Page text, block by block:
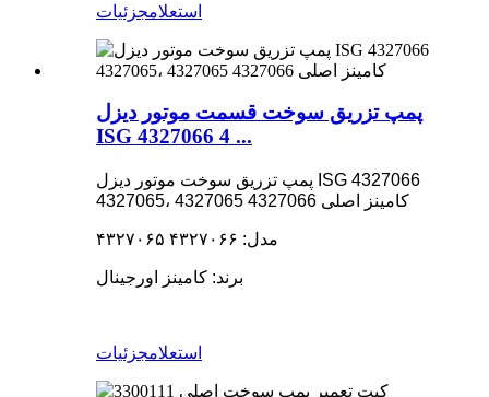
استعلامجزئیات
پمپ تزریق سوخت قسمت موتور دیزل
ISG 4327066 4 ...
پمپ تزریق سوخت موتور دیزل ISG 4327066
4327065، کامینز اصلی 4327066 4327065
مدل: ۴۳۲۷۰۶۶ ۴۳۲۷۰۶۵
برند: کامینز اورجینال
استعلامجزئیات